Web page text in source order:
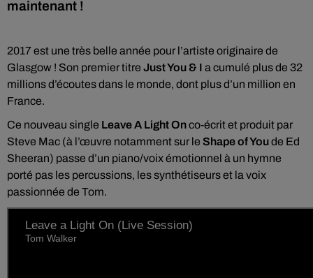
maintenant !
2017 est une très belle année pour l’artiste originaire de
Glasgow ! Son premier titre Just You & I a cumulé plus de 32
millions d’écoutes dans le monde, dont plus d’un million en
France.
Ce nouveau single Leave A Light Onco-écrit et produit par
Steve Mac (à l’œuvre notamment sur le Shape of Youde Ed
Sheeran) passe d’un piano/voix émotionnel à un hymne
porté pas les percussions, les synthétiseurs et la voix
passionnée de Tom.